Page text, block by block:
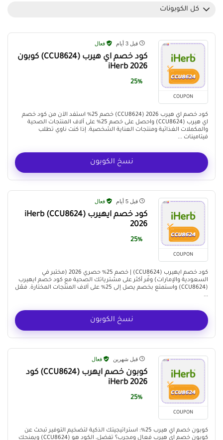
كل الكوبونات
COUPON
قبل 3 أيام فعال
كود خصم اي هيرب (CCU8624) كوبون
iHerb 2026
25%
كود خصم اي هيرب 2026 (CCU8624) خصم 25% استفد الآن من كود خصم
اي هيرب (CCU8624) واحصل على خصم 25% على آلاف المنتجات الصحية
والمكملات الغذائية ومنتجات العناية الشخصية. إذا كنت ناوي تطلب
فيتامينات ...
نسخ الكوبون
COUPON
قبل 5 أيام فعال
كود خصم ايهيرب (CCU8624) iHerb
2026
25%
كود خصم ايهيرب (CCU8624) | خصم 25% حصري 2026 (مختبر في
السعودية والإمارات) وفّر أكثر على مشترياتك الصحية مع كود خصم ايهيرب
(CCU8624) واستمتع بخصم يصل إلى 25% على آلاف المنتجات المختارة. فعّل
...
نسخ الكوبون
COUPON
قبل شهرين فعال
كوبون خصم ايهرب (CCU8624) كود
iHerb 2026
25%
كوبون خصم اي هيرب 25%: استراتيجيتك الذكية لتضخيم التوفير تبحث عن
كوبون خصم اي هيرب فعال ومجرب؟ تفضل، الكود هو (CCU8624) ويمنحك